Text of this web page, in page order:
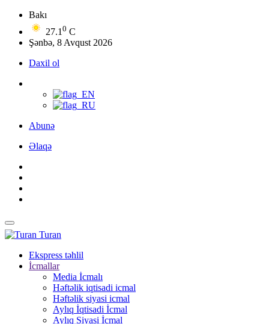
Bakı
27.1 0 C
Şənbə, 8 Avqust 2026
Daxil ol
Abunə
Əlaqə
Turan
Ekspress təhlil
İcmallar
Media İcmalı
Həftəlik iqtisadi icmal
Həftəlik siyasi icmal
Aylıq İqtisadi İcmal
Aylıq Siyasi İcmal